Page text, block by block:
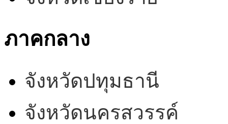
ภาคกลาง
จังหวัดปทุมธานี
จังหวัดนครสวรรค์